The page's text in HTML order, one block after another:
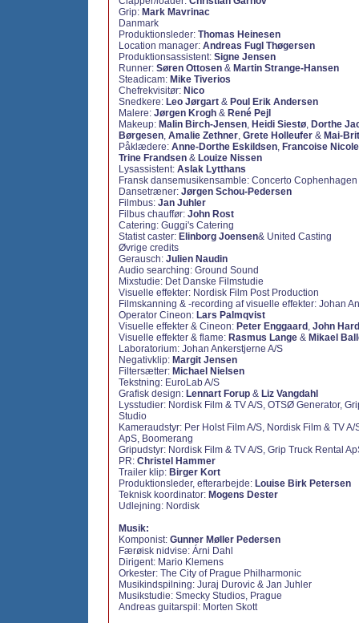
Grip: Mark Mavrinac
Danmark
Produktionsleder: Thomas Heinesen
Location manager: Andreas Fugl Thøgersen
Produktionsassistent: Signe Jensen
Runner: Søren Ottosen & Martin Strange-Hansen
Steadicam: Mike Tiverios
Chefrekvisitør: Nico
Snedkere: Leo Jørgart & Poul Erik Andersen
Malere: Jørgen Krogh & René Pejl
Makeup: Malin Birch-Jensen, Heidi Siestø, Dorthe
Børgesen, Amalie Zethner, Grete Holleufer & Mai-
Påklædere: Anne-Dorthe Eskildsen, Francoise
Trine Frandsen & Louize Nissen
Lysassistent: Aslak Lytthans
Fransk dansemusikensamble: Concerto Cophenhagen
Dansetræner: Jørgen Schou-Pedersen
Filmbus: Jan Juhler
Filbus chauffør: John Rost
Catering: Guggi's Catering
Statist caster: Elinborg Joensen& United Casting
Øvrige credits
Gerausch: Julien Naudin
Audio searching: Ground Sound
Mixstudie: Det Danske Filmstudie
Visuelle effekter: Nordisk Film Post Production
Filmskanning & -recording af visuelle effekter: Johan
Operator Cineon: Lars Palmqvist
Visuelle effekter & Cineon: Peter Enggaard , John
Visuelle effekter & flame: Rasmus Lange & Mikael
Laboratorium: Johan Ankerstjerne A/S
Negativklip: Margit Jensen
Filtersætter: Michael Nielsen
Tekstning: EuroLab A/S
Grafisk design: Lennart Forup & Liz Vangdahl
Lysstudier: Nordisk Film & TV A/S, OTSØ Generator,
Studio
Kameraudstyr: Per Holst Film A/S, Nordisk Film & TV
ApS, Boomerang
Gripudstyr: Nordisk Film & TV A/S, Grip Truck Rental
PR: Christel Hammer
Trailer klip: Birger Kort
Produktionsleder, efterarbejde: Louise Birk Petersen
Teknisk koordinator: Mogens Dester
Udlejning: Nordisk
Musik:
Komponist: Gunner Møller Pedersen
Færøisk nidvise: Árni Dahl
Dirigent: Mario Klemens
Orkester: The City of Prague Philharmonic
Musikindspilning: Juraj Durovic & Jan Juhler
Musikstudie: Smecky Studios, Prague
Andreas guitarspil: Morten Skott